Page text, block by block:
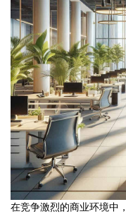
在竞争激烈的商业环境中